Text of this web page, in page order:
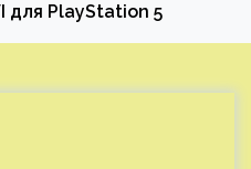
для PlayStation 5